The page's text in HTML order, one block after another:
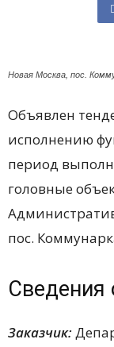
Новая Москва, пос.
Объявлен
исполнению
период
головные
пос.
Сведения
Заказчик: